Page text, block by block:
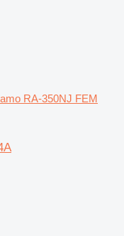
RA-350NJ FEM